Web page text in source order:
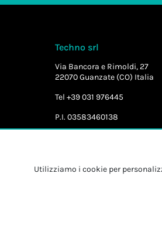
Techno srl
Via Bancora e Rimoldi, 27
22070 Guanzate (CO) Italia
Tel +39 031 976445
P.I. 03583460138
Utilizziamo i cookie per